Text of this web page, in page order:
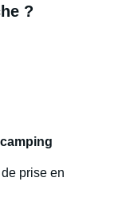
?
prise en